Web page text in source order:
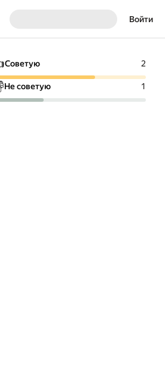
Войти
Советую 2
Не советую 1